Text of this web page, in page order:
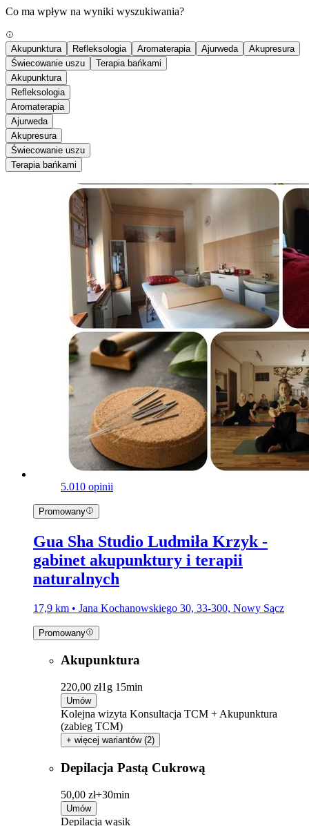
Co ma wpływ na wyniki wyszukiwania?
Akupunktura Refleksologia Aromaterapia Ajurweda
Akupresura
Świecowanie uszu
Terapia bańkami
Akupunktura
Refleksologia
Aromaterapia
Ajurweda
Akupresura
Świecowanie uszu
Terapia bańkami
5.010 opinii
Promowany
Gua Sha Studio Ludmiła Krzyk -
gabinet akupunktury i terapii
naturalnych
17,9 km • Jana Kochanowskiego 30, 33-300, Nowy Sącz
Promowany
Akupunktura
220,00 zł1g 15min
Umów
Kolejna wizyta Konsultacja TCM + Akupunktura
(zabieg TCM)
+ więcej wariantów (2)
Depilacja Pastą Cukrową
50,00 zł+30min
Umów
Depilacja wąsik